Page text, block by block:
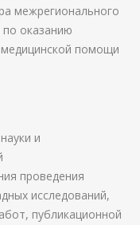
межрегионального
оказанию
медицинской помощи
и
проведения
исследований,
публикационной